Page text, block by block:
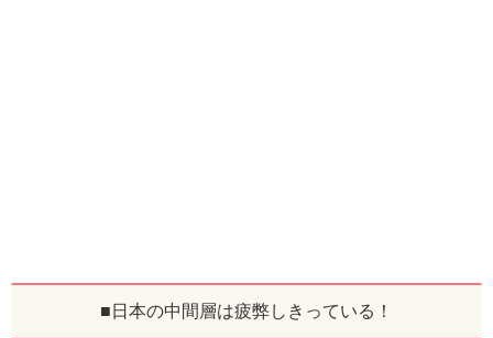
■日本の中間層は疲弊しきっている！